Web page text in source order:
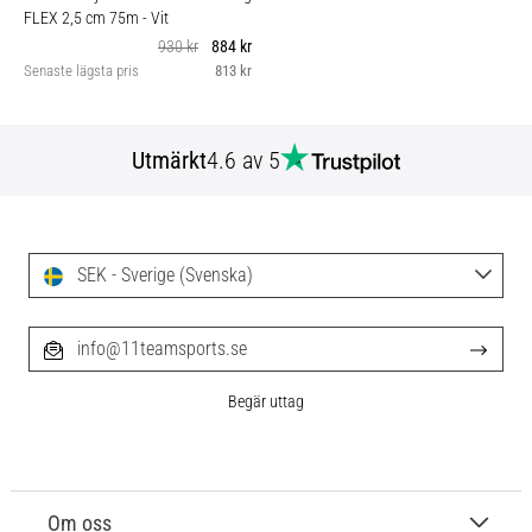
FLEX 2,5 cm 75m - Vit
930 kr
884 kr
Senaste lägsta pris 813 kr
Utmärkt4.6 av 5
Om oss
SEK - Sverige (Svenska)
info@11teamsports.se
Begär uttag